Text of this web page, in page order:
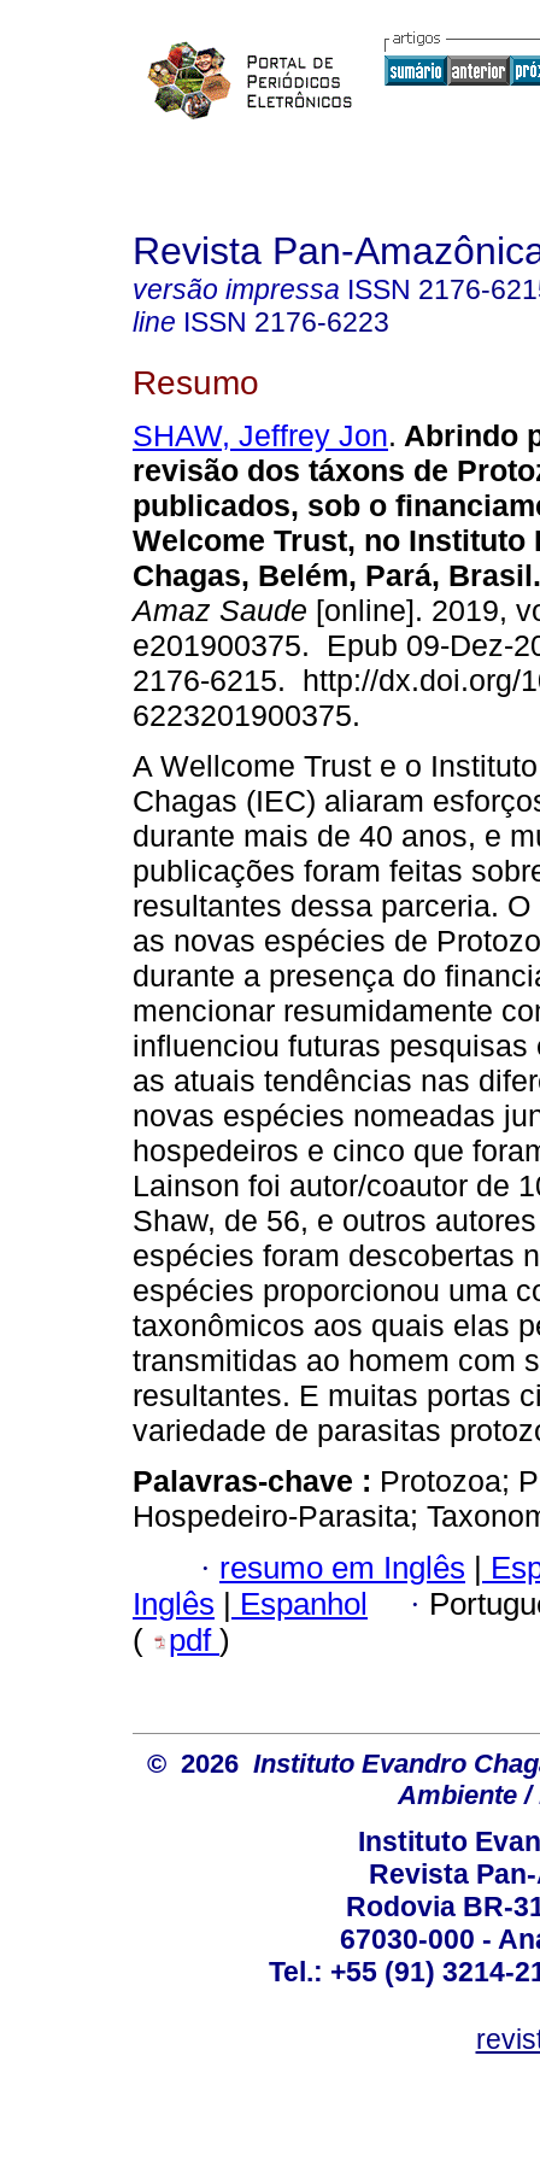
Revista Pan-
versão impressa ISSN 2176-
line ISSN 2176-6223
Resumo
SHAW, Jeffrey Jon. Abrindo
revisão dos táxons de
publicados, sob o
Welcome Trust, no Instituto
Chagas, Belém, Pará, Brasil.
Amaz Saude [online]. 2019,
e201900375. Epub 09-Dez-
2176-6215. http://dx.doi.org/
6223201900375.
A Wellcome Trust e o
Chagas (IEC) aliaram
durante mais de 40 anos, e
publicações foram feitas
resultantes dessa parceria.
as novas espécies de
durante a presença do
mencionar resumidamente
influenciou futuras
as atuais tendências nas
novas espécies nomeadas
hospedeiros e cinco que
Lainson foi autor/coautor de
Shaw, de 56, e outros
espécies foram descobertas
espécies proporcionou uma
taxonômicos aos quais elas
transmitidas ao homem com
resultantes. E muitas portas
variedade de parasitas
Palavras-chave : Protozoa;
Hospedeiro-Parasita;
· resumo em Inglês |
Inglês | Espanhol ·
(
pdf )
© 2026 Instituto Evandro
Ambiente /
Instituto
Revista
Rodovia BR-
67030-000 -
Tel.: +55 (91) 3214-